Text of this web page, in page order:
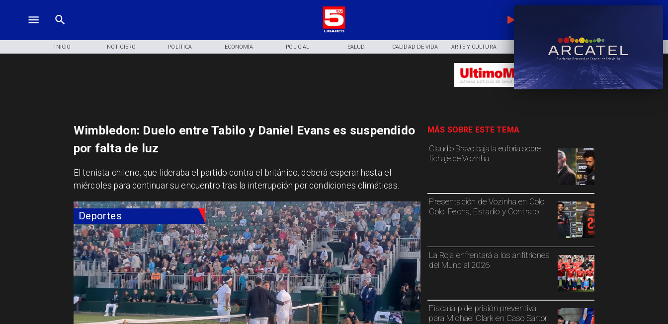
INICIO NOTICIERO POLÍTICA ECONOMÍA POLICIAL SALUD CALIDAD DE VIDA ARTE Y CULTURA DEPORTES
Deportes
Claudio Bravo baja la euforia sobre
fichaje de Vozinha
Presentación de Vozinha en Colo
Colo: Fecha, Estadio y Contrato
La Roja enfrentará a los anfitriones
del Mundial 2026
Fiscalía pide prisión preventiva
para Michael Clark en Caso Sartor
MÁS SOBRE ESTE TEMA
Wimbledon: Duelo entre Tabilo y Daniel Evans es suspendido
por falta de luz
​El tenista chileno, que lideraba el partido contra el británico, deberá esperar hasta el
miércoles para continuar su encuentro tras la interrupción por condiciones climáticas.